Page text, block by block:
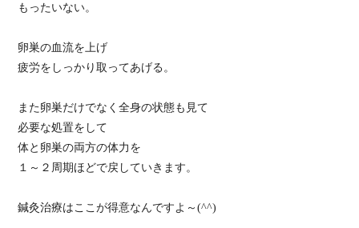
もったいない。
卵巣の血流を上げ
疲労をしっかり取ってあげる。
また卵巣だけでなく全身の状態も見て
必要な処置をして
体と卵巣の両方の体力を
１～２周期ほどで戻していきます。
鍼灸治療はここが得意なんですよ～(^^)